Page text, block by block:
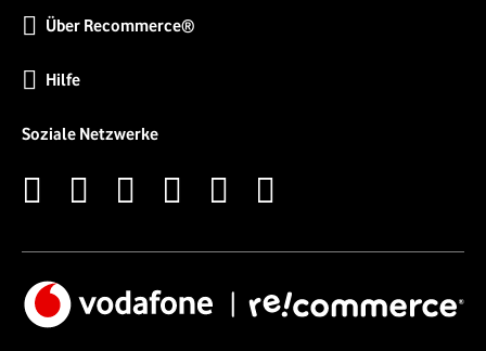
Über Recommerce®
Hilfe
Soziale Netzwerke